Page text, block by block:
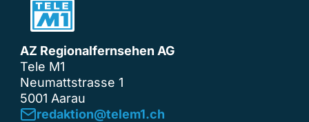
AZ Regionalfernsehen AG
Tele M1
Neumattstrasse 1
5001 Aarau
redaktion@telem1.ch